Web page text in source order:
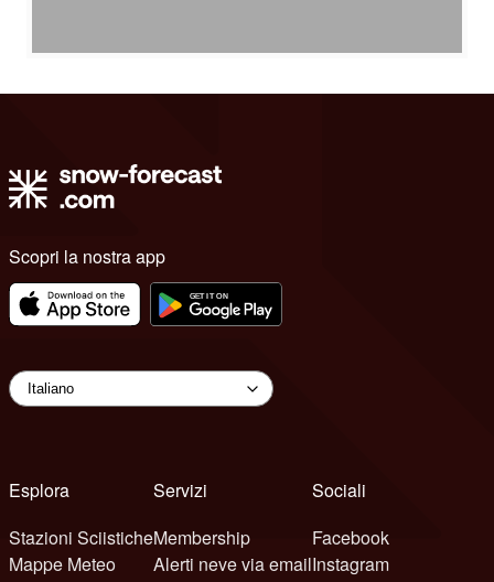
Scopri la nostra app
Esplora
Stazioni Sciistiche
Mappe Meteo
Servizi
Membership
Alerti neve via email
Sociali
Facebook
Instagram